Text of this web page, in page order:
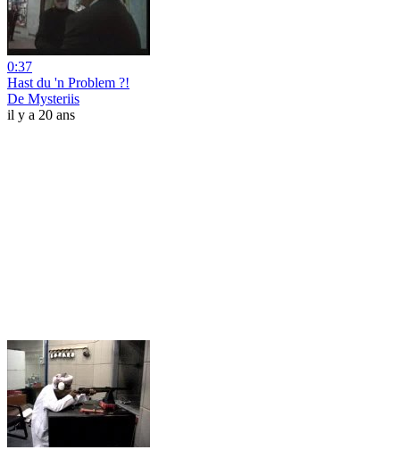
0:37
Hast du 'n Problem ?!
De Mysteriis
il y a 20 ans